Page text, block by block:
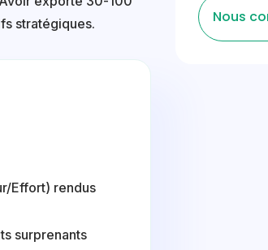
stratégiques.
Effort) rendus
surprenants
Nous